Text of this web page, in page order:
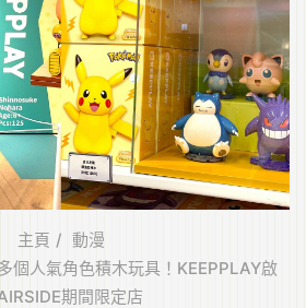
主頁
動漫
個人氣角色積木玩具！KEEPPLAY啟
期間限定店